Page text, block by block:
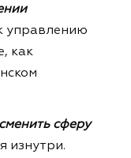
управлению
как
сферу
изнутри.